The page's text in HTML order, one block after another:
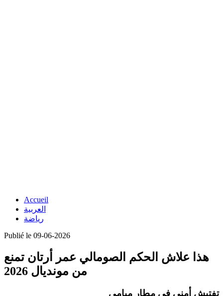
Accueil
العربية
رياضة
Publié le 09-06-2026
هذا علاش الحكم الصومالي عمر أرتان تمنع
من مونديال 2026
تفتيش أمني في مطار ميامي